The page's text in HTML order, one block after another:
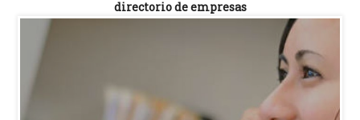
directorio de empresas